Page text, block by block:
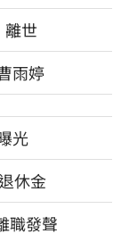
世
雨婷
光
休金
職發聲